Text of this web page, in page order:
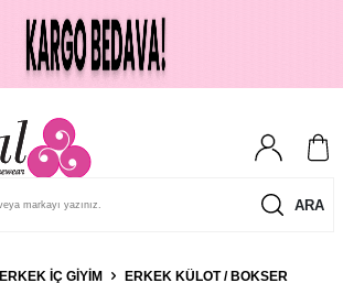
ARA
ERKEK İÇ GIYIM
ERKEK KÜLOT / BOKSER